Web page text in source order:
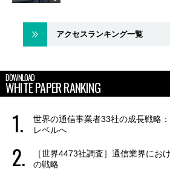
アクセスランキング一覧
DOWNLOAD
WHITE PAPER RANKING
世界の通信事業者33社の成長戦略
レベルへ
［世界4473社調査］通信業界にお
の戦略